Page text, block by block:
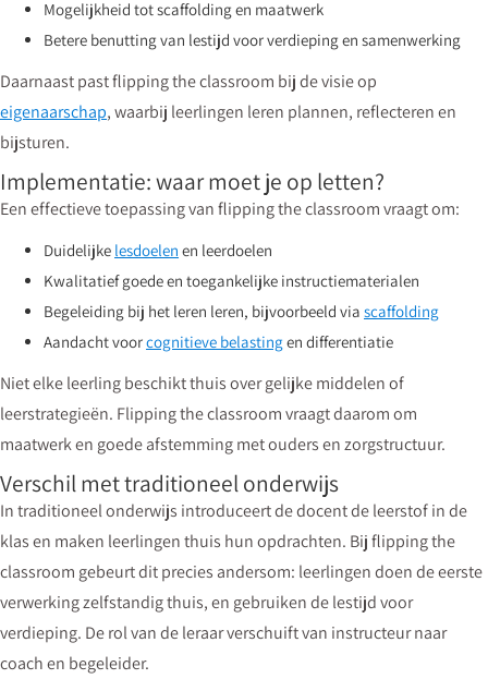
Mogelijkheid tot scaffolding en maatwerk
Betere benutting van lestijd voor verdieping en samenwerking
Daarnaast past flipping the classroom bij de visie op
eigenaarschap, waarbij leerlingen leren plannen, reflecteren en
bijsturen.
Implementatie: waar moet je op letten?
Een effectieve toepassing van flipping the classroom vraagt om:
Duidelijke lesdoelen en leerdoelen
Kwalitatief goede en toegankelijke instructiematerialen
Begeleiding bij het leren leren, bijvoorbeeld via scaffolding
Aandacht voorcognitieve belastingen differentiatie
Niet elke leerling beschikt thuis over gelijke middelen of
leerstrategieën. Flipping the classroom vraagt daarom om
maatwerk en goede afstemming met ouders en zorgstructuur.
Verschil met traditioneel onderwijs
In traditioneel onderwijs introduceert de docent de leerstof in de
klas en maken leerlingen thuis hun opdrachten. Bij flipping the
classroom gebeurt dit precies andersom: leerlingen doen de eerste
verwerking zelfstandig thuis, en gebruiken de lestijd voor
verdieping. De rol van de leraar verschuift van instructeur naar
coach en begeleider.